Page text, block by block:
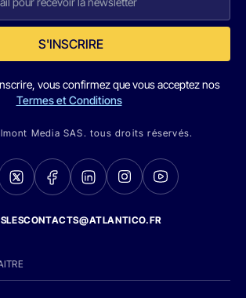
S'INSCRIRE
vous confirmez que vous acceptez nos
Termes et Conditions
Media SAS. tous droits réservés.